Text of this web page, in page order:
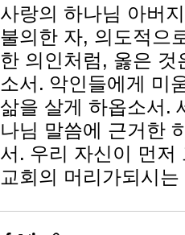
사랑의 하나님 아버
불의한 자, 의도적으
한 의인처럼, 옳은
소서. 악인들에게 미
삶을 살게 하옵소서.
나님 말씀에 근거한
서. 우리 자신이 먼저
교회의 머리가되시